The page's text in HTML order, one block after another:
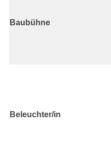
Baubühne
Beleuchter/in